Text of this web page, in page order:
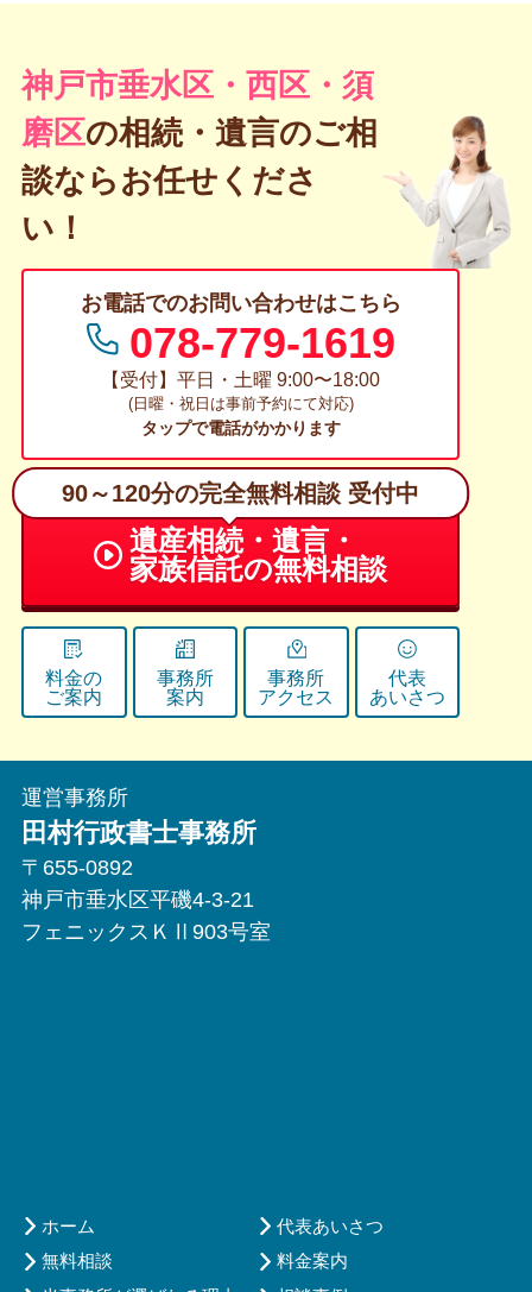
神戸市垂水区・西区・須
磨区の相続・遺言のご相
談ならお任せくださ
い！
お電話でのお問い合わせはこちら
078-779-1619
【受付】平日・土曜 9:00〜18:00
(日曜・祝日は事前予約にて対応)
タップで電話がかかります
90～120分の完全無料相談 受付中
遺産相続・遺言・
家族信託の無料相談
料金の
ご案内
事務所
案内
事務所
アクセス
代表
あいさつ
運営事務所
田村行政書士事務所
〒655-0892
神戸市垂水区平磯4-3-21
フェニックスＫⅡ903号室
ホーム
代表あいさつ
無料相談
料金案内